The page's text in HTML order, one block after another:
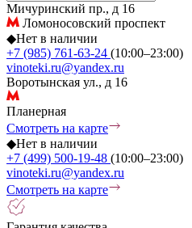
Мичуринский пр., д 16
Ломоносовский проспект
◆Нет в наличии
+7 (985) 761-63-24 (10:00–23:00)
vinoteki.ru@yandex.ru
Воротынская ул., д 16
Планерная
Смотреть на карте
◆Нет в наличии
+7 (499) 500-19-48 (10:00–23:00)
vinoteki.ru@yandex.ru
Смотреть на карте